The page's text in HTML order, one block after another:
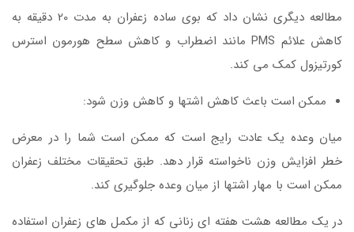
مطالعه دیگری نشان داد که بوی ساده زعفران به مدت 20 دقیقه به
کاهش علائم PMS مانند اضطراب و کاهش سطح هورمون استرس
کورتیزول کمک می کند.
ممکن است باعث کاهش اشتها و کاهش وزن شود:
میان وعده یک عادت رایج است که ممکن است شما را در معرض
خطر افزایش وزن ناخواسته قرار دهد. طبق تحقیقات مختلف زعفران
ممکن است با مهار اشتها از میان وعده جلوگیری کند.
در یک مطالعه هشت هفته ای زنانی که از مکمل های زعفران استفاده